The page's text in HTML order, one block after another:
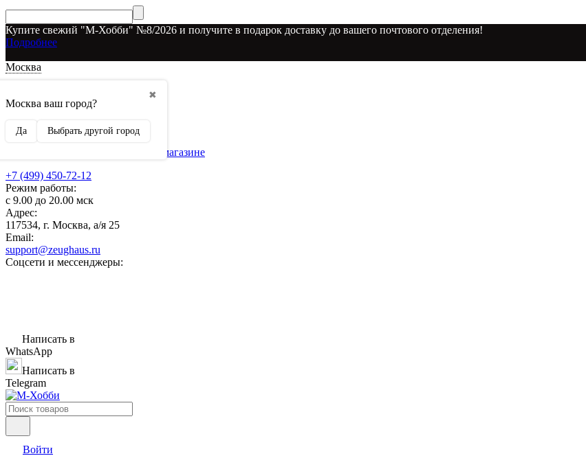
Купите свежий "М-Хобби" №8/2026 и получите в подарок доставку до вашего почтового отделения!
Подробнее
Москва
✖
Москва ваш город?
Да Выбрать другой город
О наших скидках
Рекламодателям
Бренды, представленные в магазине
+7 (499) 450-72-12
Режим работы:
с 9.00 до 20.00 мск
Адрес:
117534, г. Москва, а/я 25
Email:
support@zeughaus.ru
Соцсети и мессенджеры:
Написать в
WhatsApp
Написать в
Telegram
Войти